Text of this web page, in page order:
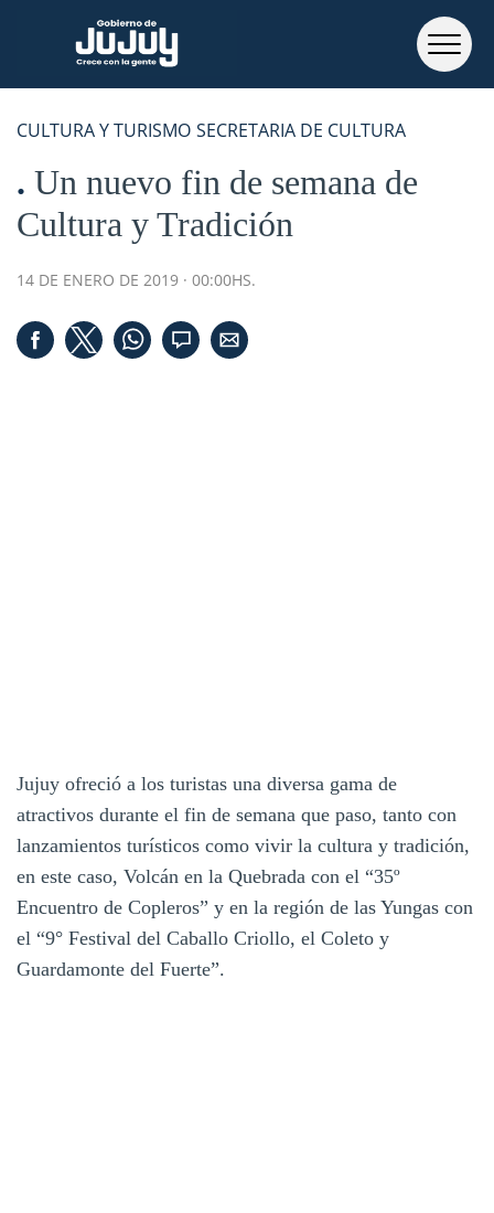
CULTURA Y TURISMO SECRETARIA DE CULTURA
Un nuevo fin de semana de
Cultura y Tradición
14 DE ENERO DE 2019 · 00:00HS.
Jujuy ofreció a los turistas una diversa gama de
atractivos durante el fin de semana que paso, tanto con
lanzamientos turísticos como vivir la cultura y tradición,
en este caso, Volcán en la Quebrada con el “35º
Encuentro de Copleros” y en la región de las Yungas con
el “9° Festival del Caballo Criollo, el Coleto y
Guardamonte del Fuerte”.